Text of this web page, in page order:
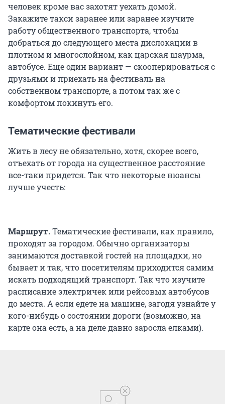
человек кроме вас захотят уехать домой.
Закажите такси заранее или заранее изучите
работу общественного транспорта, чтобы
добраться до следующего места дислокации в
плотном и многослойном, как царская шаурма,
автобусе. Еще один вариант — скооперироваться с
друзьями и приехать на фестиваль на
собственном транспорте, а потом так же с
комфортом покинуть его.
Тематические фестивали
Жить в лесу не обязательно, хотя, скорее всего,
отъехать от города на существенное расстояние
все-таки придется. Так что некоторые нюансы
лучше учесть:
Маршрут.Тематические фестивали, как правило,
проходят за городом. Обычно организаторы
занимаются доставкой гостей на площадки, но
бывает и так, что посетителям приходится самим
искать подходящий транспорт. Так что изучите
расписание электричек или рейсовых автобусов
до места. А если едете на машине, загодя узнайте у
кого-нибудь о состоянии дороги (возможно, на
карте она есть, а на деле давно заросла елками).